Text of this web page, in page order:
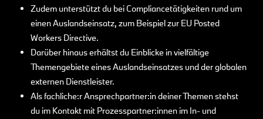
Zudem unterstützt du bei Compliancetätigkeiten rund um
einen Auslandseinsatz, zum Beispiel zur EU Posted
Workers Directive.
Darüber hinaus erhältst du Einblicke in vielfältige
Themengebiete eines Auslandseinsatzes und der globalen
externen Dienstleister.
Als fachliche:r Ansprechpartner:in deiner Themen stehst
du im Kontakt mit Prozesspartner:innen im In- und